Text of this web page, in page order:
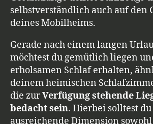
selbstverständlich auch auf den
deines Mobilheims.
Gerade nach einem langen
möchtest du gemütlich liegen
erholsamen Schlaf erhalten,
deinem heimischen
die zurVerfügung stehende
bedacht sein. Hierbei solltest
ausreichende Dimension